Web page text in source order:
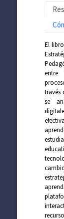
El
entre
través
se